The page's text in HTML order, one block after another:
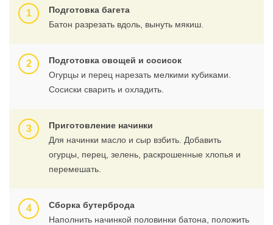
Подготовка багета
Батон разрезать вдоль, вынуть мякиш.
Подготовка овощей и сосисок
Огурцы и перец нарезать мелкими кубиками.
Сосиски сварить и охладить.
Приготовление начинки
Для начинки масло и сыр взбить. Добавить
огурцы, перец, зелень, раскрошенные хлопья и
перемешать.
Сборка бутерброда
Наполнить начинкой половинки батона, положить